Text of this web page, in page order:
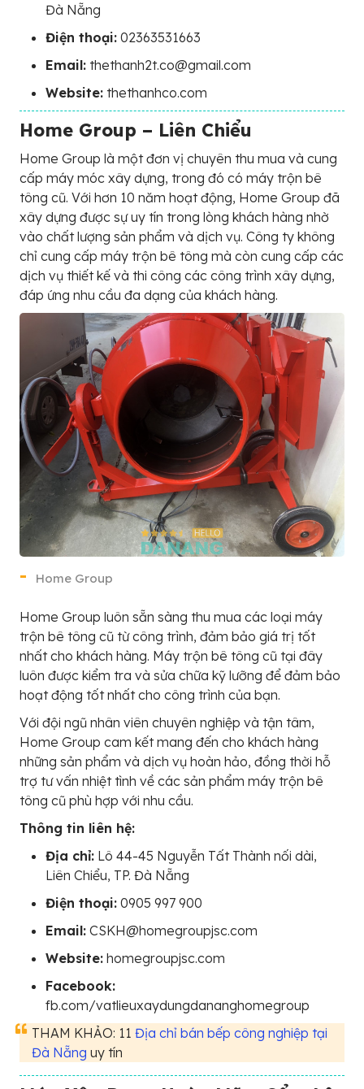
Đà Nẵng
Điện thoại: 02363531663
Email: thethanh2t.co@gmail.com
Website: thethanhco.com
Home Group – Liên Chiểu
Home Group là một đơn vị chuyên thu mua và cung
cấp máy móc xây dựng, trong đó có máy trộn bê
tông cũ. Với hơn 10 năm hoạt động, Home Group đã
xây dựng được sự uy tín trong lòng khách hàng nhờ
vào chất lượng sản phẩm và dịch vụ. Công ty không
chỉ cung cấp máy trộn bê tông mà còn cung cấp các
dịch vụ thiết kế và thi công các công trình xây dựng,
đáp ứng nhu cầu đa dạng của khách hàng.
Home Group
Home Group luôn sẵn sàng thu mua các loại máy
trộn bê tông cũ từ công trình, đảm bảo giá trị tốt
nhất cho khách hàng. Máy trộn bê tông cũ tại đây
luôn được kiểm tra và sửa chữa kỹ lưỡng để đảm bảo
hoạt động tốt nhất cho công trình của bạn.
Với đội ngũ nhân viên chuyên nghiệp và tận tâm,
Home Group cam kết mang đến cho khách hàng
những sản phẩm và dịch vụ hoàn hảo, đồng thời hỗ
trợ tư vấn nhiệt tình về các sản phẩm máy trộn bê
tông cũ phù hợp với nhu cầu.
Thông tin liên hệ:
Địa chỉ: Lô 44-45 Nguyễn Tất Thành nối dài,
Liên Chiểu, TP. Đà Nẵng
Điện thoại: 0905 997 900
Email: CSKH@homegroupjsc.com
Website: homegroupjsc.com
Facebook:
fb.com/vatlieuxaydungdananghomegroup
THAM KHẢO: 11 Địa chỉ bán bếp công nghiệp tại
Đà Nẵng uy tín